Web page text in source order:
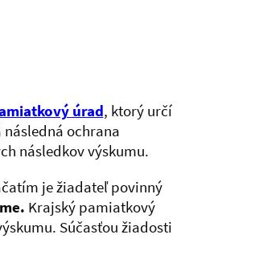
úrad, ktorý určí
ochrana
následkov výskumu.
je žiadateľ povinný
Krajský pamiatkový
Súčasťou žiadosti